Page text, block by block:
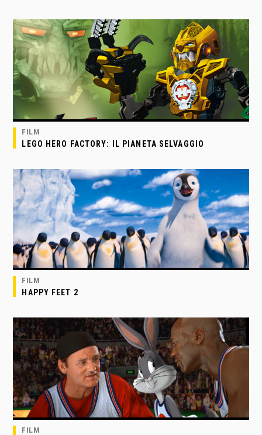
FILM
LEGO HERO FACTORY: IL PIANETA SELVAGGIO
FILM
HAPPY FEET 2
FILM